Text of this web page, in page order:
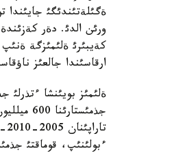
ةگئلةتئندئگئ جايئندا
ورئن الدئ. دةر
كةيبئرئ ةلئمئزگة
ارقاسئندا جالعئز
ةلئمئز بويئنشا ءتذرلئ
ءبولئنئپ، قوماقتئ